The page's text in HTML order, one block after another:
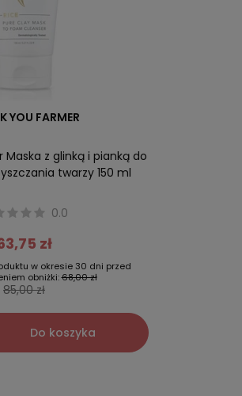
YOU FARMER
Maska z glinką i pianką do
twarzy 150 ml
0.0
zł
w okresie 30 dni przed
obniżki:68,00 zł
85,00 zł
Do koszyka